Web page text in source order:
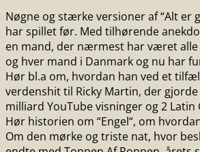
Nøgne og stærke versioner af “Alt er
har spillet før. Med tilhørende
en mand, der nærmest har været
og hver mand i Danmark og nu har
Hør bl.a om, hvordan han ved et
verdenshit til Ricky Martin, der
milliard YouTube visninger og 2
Hør historien om “Engel“, om
Om den mørke og triste nat, hvor